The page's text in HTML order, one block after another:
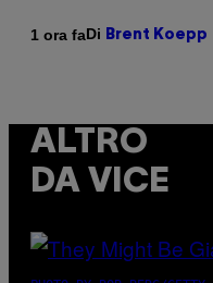
1 ora faDi Brent Koepp
ALTRO
DA VICE